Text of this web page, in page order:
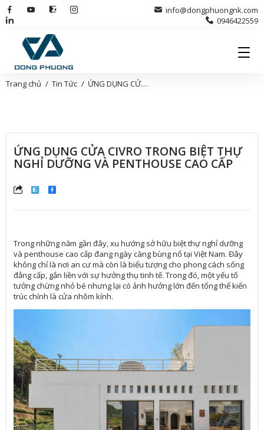
info@dongphuongnk.com
0946422559
Trang chủ Tin Tức ỨNG DỤNG CỬA CIVRO TRONG BIỆT THỰ NGHỈ DƯỠNG VÀ PENTHOUSE CAO CẤP
ỨNG DỤNG CỬA CIVRO TRONG BIỆT THỰ
NGHỈ DƯỠNG VÀ PENTHOUSE CAO CẤP
Trong những năm gần đây, xu hướng sở hữu biệt thự nghỉ dưỡng
và penthouse cao cấp đang ngày càng bùng nổ tại Việt Nam. Đây
không chỉ là nơi an cư mà còn là biểu tượng cho phong cách sống
đẳng cấp, gắn liền với sự hưởng thụ tinh tế. Trong đó, một yếu tố
tưởng chừng nhỏ bé nhưng lại có ảnh hưởng lớn đến tổng thể kiến
trúc chính là cửa nhôm kính.